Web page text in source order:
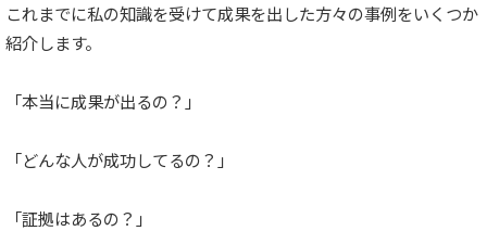
これまでに私の知識を受けて成果を出した方々の事例をいくつか
紹介します。
「本当に成果が出るの？」
「どんな人が成功してるの？」
「証拠はあるの？」